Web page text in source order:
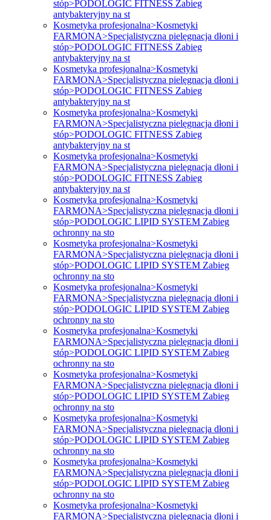
stóp>PODOLOGIC FITNESS Zabieg
antybakteryjny na st
Kosmetyka profesjonalna>Kosmetyki
FARMONA>Specjalistyczna pielęgnacja dłoni i
stóp>PODOLOGIC FITNESS Zabieg
antybakteryjny na st
Kosmetyka profesjonalna>Kosmetyki
FARMONA>Specjalistyczna pielęgnacja dłoni i
stóp>PODOLOGIC FITNESS Zabieg
antybakteryjny na st
Kosmetyka profesjonalna>Kosmetyki
FARMONA>Specjalistyczna pielęgnacja dłoni i
stóp>PODOLOGIC FITNESS Zabieg
antybakteryjny na st
Kosmetyka profesjonalna>Kosmetyki
FARMONA>Specjalistyczna pielęgnacja dłoni i
stóp>PODOLOGIC FITNESS Zabieg
antybakteryjny na st
Kosmetyka profesjonalna>Kosmetyki
FARMONA>Specjalistyczna pielęgnacja dłoni i
stóp>PODOLOGIC LIPID SYSTEM Zabieg
ochronny na sto
Kosmetyka profesjonalna>Kosmetyki
FARMONA>Specjalistyczna pielęgnacja dłoni i
stóp>PODOLOGIC LIPID SYSTEM Zabieg
ochronny na sto
Kosmetyka profesjonalna>Kosmetyki
FARMONA>Specjalistyczna pielęgnacja dłoni i
stóp>PODOLOGIC LIPID SYSTEM Zabieg
ochronny na sto
Kosmetyka profesjonalna>Kosmetyki
FARMONA>Specjalistyczna pielęgnacja dłoni i
stóp>PODOLOGIC LIPID SYSTEM Zabieg
ochronny na sto
Kosmetyka profesjonalna>Kosmetyki
FARMONA>Specjalistyczna pielęgnacja dłoni i
stóp>PODOLOGIC LIPID SYSTEM Zabieg
ochronny na sto
Kosmetyka profesjonalna>Kosmetyki
FARMONA>Specjalistyczna pielęgnacja dłoni i
stóp>PODOLOGIC LIPID SYSTEM Zabieg
ochronny na sto
Kosmetyka profesjonalna>Kosmetyki
FARMONA>Specjalistyczna pielęgnacja dłoni i
stóp>PODOLOGIC LIPID SYSTEM Zabieg
ochronny na sto
Kosmetyka profesjonalna>Kosmetyki
FARMONA>Specjalistyczna pielęgnacja dłoni i